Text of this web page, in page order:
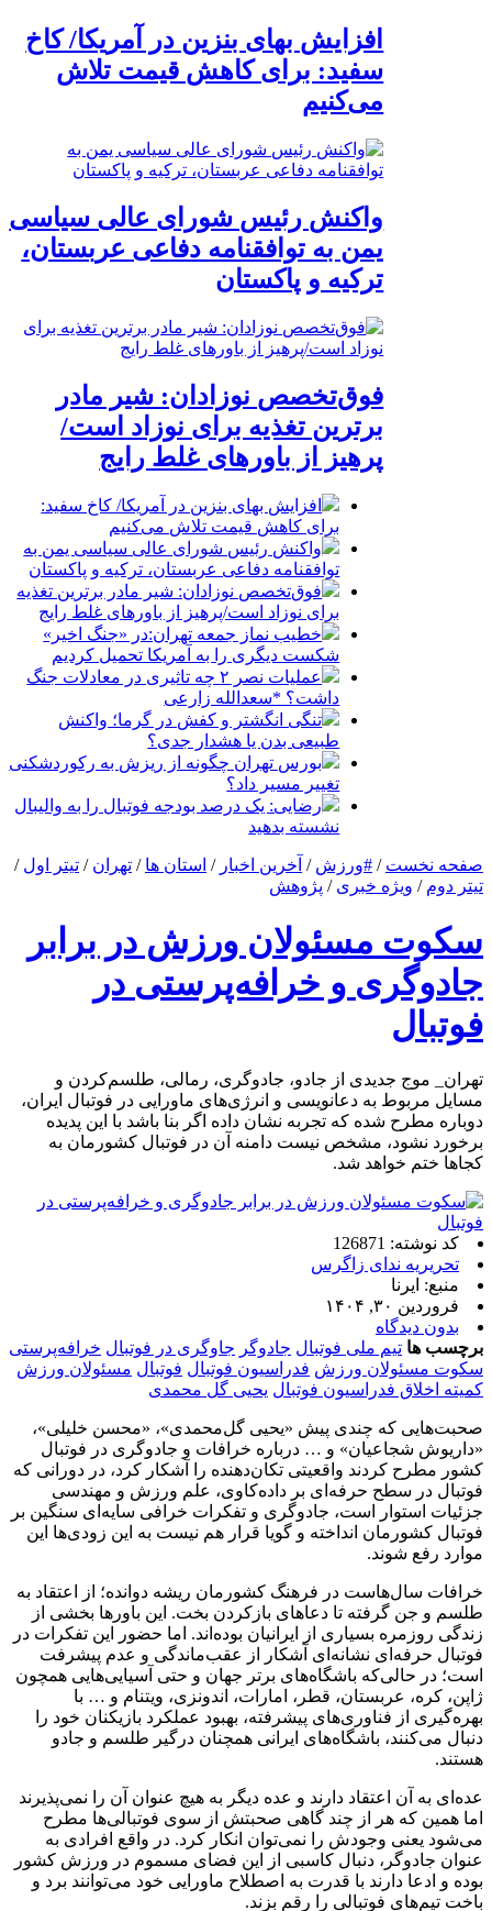
افزایش بهای بنزین در آمریکا/ کاخ
سفید: برای کاهش قیمت تلاش
می‌کنیم
واکنش رئیس شورای عالی سیاسی
یمن به توافقنامه دفاعی عربستان،
ترکیه و پاکستان
فوق‌تخصص نوزادان: شیر مادر
برترین تغذیه برای نوزاد است/
پرهیز از باورهای غلط رایج
افزایش بهای بنزین در آمریکا/ کاخ سفید:
برای کاهش قیمت تلاش می‌کنیم
واکنش رئیس شورای عالی سیاسی یمن به
توافقنامه دفاعی عربستان، ترکیه و پاکستان
فوق‌تخصص نوزادان: شیر مادر برترین تغذیه
برای نوزاد است/پرهیز از باورهای غلط رایج
خطیب نماز جمعه تهران:در «جنگ اخیر»
شکست دیگری را به آمریکا تحمیل کردیم
عملیات نصر ۲ چه تاثیری در معادلات جنگ
داشت؟ *سعدالله زارعی
تنگی انگشتر و کفش در گرما؛ واکنش
طبیعی بدن یا هشدار جدی؟
بورس تهران چگونه از ریزش به رکوردشکنی
تغییر مسیر داد؟
رضایی: یک درصد بودجه فوتبال را به والیبال
نشسته بدهید
صفحه نخست / #ورزش / آخرین اخبار / استان ها / تهران / تیتر اول /
تیتر دوم / ویژه خبری / پژوهش
سکوت مسئولان ورزش در برابر
جادوگری و خرافه‌پرستی در
فوتبال
تهران_ موج جدیدی از جادو، جادوگری، رمالی، طلسم‌کردن و
مسایل مربوط به دعانویسی و انرژی‌های ماورایی در فوتبال ایران،
دوباره مطرح شده که تجربه نشان داده اگر بنا باشد با این پدیده
برخورد نشود، مشخص نیست دامنه آن در فوتبال کشورمان به
کجاها ختم خواهد شد.
کد نوشته: 126871
تحریریه ندای زاگرس
منبع: ایرنا
فروردین ۳۰, ۱۴۰۴
بدون دیدگاه
برچسب ها تیم ملی فوتبال جادوگر جاوگری در فوتبال خرافه‌پرستی
سکوت مسئولان ورزش فدراسیون فوتبال فوتبال مسئولان ورزش
کمیته اخلاق فدراسیون فوتبال یحیی گل محمدی
صحبت‌هایی که چندی پیش «یحیی گل‌محمدی»، «محسن خلیلی»،
«داریوش شجاعیان» و … درباره خرافات و جادوگری در فوتبال
کشور مطرح کردند واقعیتی تکان‌دهنده را آشکار کرد، در دورانی که
فوتبال در سطح حرفه‌ای بر داده‌کاوی، علم ورزش و مهندسی
جزئیات استوار است، جادوگری و تفکرات خرافی سایه‌ای سنگین بر
فوتبال کشورمان انداخته‌ و گویا قرار هم نیست به این زودی‌ها این
موارد رفع شوند.
خرافات سال‌هاست در فرهنگ کشورمان ریشه دوانده؛ از اعتقاد به
طلسم و جن گرفته تا دعاهای بازکردن بخت. این باورها بخشی از
زندگی روزمره بسیاری از ایرانیان بوده‌اند. اما حضور این تفکرات در
فوتبال حرفه‌ای نشانه‌ای آشکار از عقب‌ماندگی و عدم پیشرفت
است؛ در حالی‌که باشگاه‌های برتر جهان و حتی آسیایی‌هایی همچون
ژاپن، کره، عربستان، قطر، امارات، اندونزی، ویتنام و … با
بهره‌گیری از فناوری‌های پیشرفته، بهبود عملکرد بازیکنان خود را
دنبال می‌کنند، باشگاه‌های ایرانی همچنان درگیر طلسم و جادو
هستند.
عده‌ای به آن اعتقاد دارند و عده دیگر به هیچ عنوان آن را نمی‌پذیرند
اما همین که هر از چند گاهی صحبتش از سوی فوتبالی‌ها مطرح
می‌شود یعنی وجودش را نمی‌توان انکار کرد. در واقع افرادی به
عنوان جادوگر، دنبال کاسبی از این فضای مسموم در ورزش کشور
بوده و ادعا دارند با قدرت به اصطلاح ماورایی خود می‌توانند برد و
باخت تیم‌های فوتبالی را رقم بزند.